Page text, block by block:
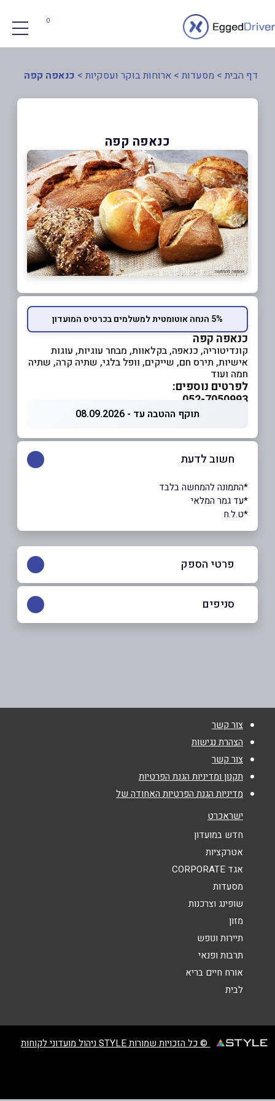
0
דף הבית > מסעדות > ארוחות בוקר ועסקיות > כנאפה קפה
כנאפה קפה
5% הנחה אוטומטית למשלמים בכרטיס המועדון
כנאפה קפה
קונדיטוריה, כנאפה, בקלאוות, מבחר עוגיות, עוגות
אישיות, תירס חם, שייקים, וופל בלגי, שתיה קרה, שתיה
חמה ועוד
לפרטים נוספים:
052-7050993
תוקף ההטבה עד - 08.09.2026
חשוב לדעת
*התמונה להמחשה בלבד
*עד גמר המלאי
*ט.ל.ח
פרטי הספק
נושא*
אנא חזרו אלי בקשר ל...
סניפים
צור קשר
הצהרת נגישות
צור קשר
תקנון ומדיניות הגנת הפרטיות
מדיניות הגנת הפרטיות האחודה של
ישראכרט
חדש במועדון
אטרקציות
אגד CORPORATE
מסעדות
שופינג וצרכנות
מזון
תיירות ונופש
תרבות ופנאי
אורח חיים בריא
לבית
© כל הזכויות שמורות STYLE ניהול מועדוני לקוחות